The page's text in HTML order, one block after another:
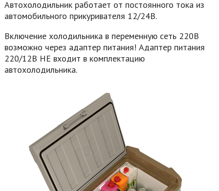
Автохолодильник работает от постоянного тока из
автомобильного прикуривателя 12/24В.
Включение холодильника в переменную сеть 220В
возможно через адаптер питания! Адаптер питания
220/12В НЕ входит в комплектацию
автохолодильника.